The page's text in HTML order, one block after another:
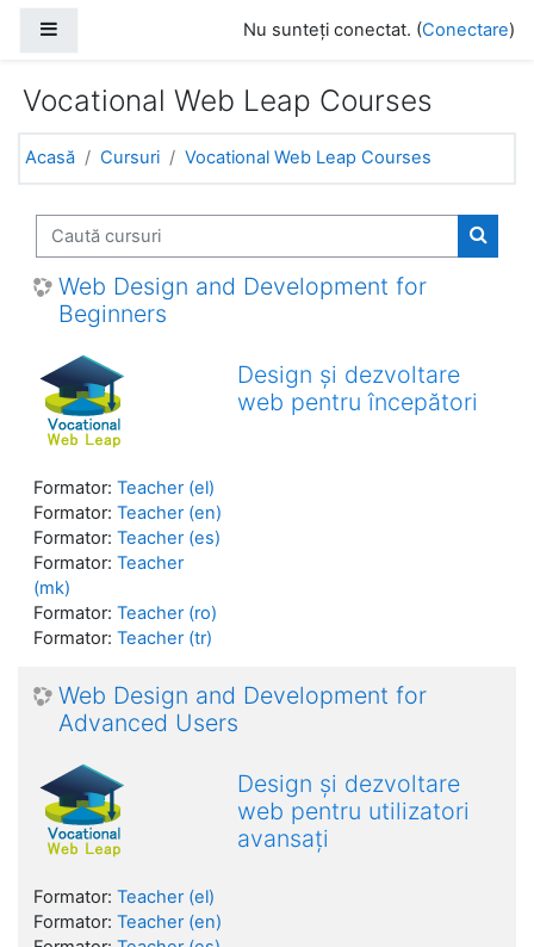
Nu sunteți conectat. (Conectare)
Vocational Web Leap Courses
Acasă Cursuri Vocational Web Leap Courses
Caută cursuri
Caută
Web Design and Development for
Beginners
Design și dezvoltare
web pentru începători
Formator: Teacher (el)
Formator: Teacher (en)
Formator: Teacher (es)
Formator: Teacher
(mk)
Formator: Teacher (ro)
Formator: Teacher (tr)
Web Design and Development for
Advanced Users
Design și dezvoltare
web pentru utilizatori
avansați
Formator: Teacher (el)
Formator: Teacher (en)